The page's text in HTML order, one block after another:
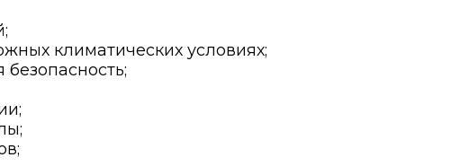
климатических условиях;